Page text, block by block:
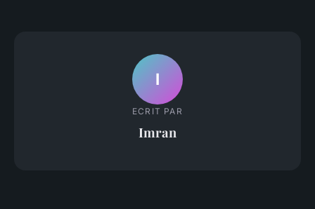
I
ECRIT PAR
Imran